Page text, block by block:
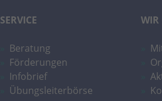
SERVICE
Beratung
Förderungen
Infobrief
Übungsleiterbörse
WIR
Anzeigenplatzierung
Name
Anbieter